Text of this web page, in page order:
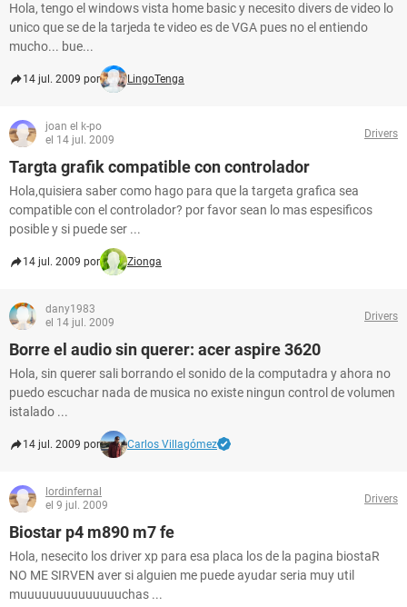
Hola, tengo el windows vista home basic y necesito divers de video lo
unico que se de la tarjeda te video es de VGA pues no el entiendo
mucho... bue...
14 jul. 2009 por LingoTenga
joan el k-po
el 14 jul. 2009
Drivers
Targta grafik compatible con controlador
Hola,quisiera saber como hago para que la targeta grafica sea
compatible con el controlador? por favor sean lo mas espesificos
posible y si puede ser ...
14 jul. 2009 por Zionga
dany1983
el 14 jul. 2009
Drivers
Borre el audio sin querer: acer aspire 3620
Hola, sin querer sali borrando el sonido de la computadra y ahora no
puedo escuchar nada de musica no existe ningun control de volumen
istalado ...
14 jul. 2009 por Carlos Villagómez
lordinfernal
el 9 jul. 2009
Drivers
Biostar p4 m890 m7 fe
Hola, nesecito los driver xp para esa placa los de la pagina biostaR
NO ME SIRVEN aver si alguien me puede ayudar seria muy util
muuuuuuuuuuuuuuchas ...